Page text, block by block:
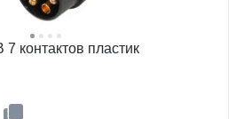
контактов пластик